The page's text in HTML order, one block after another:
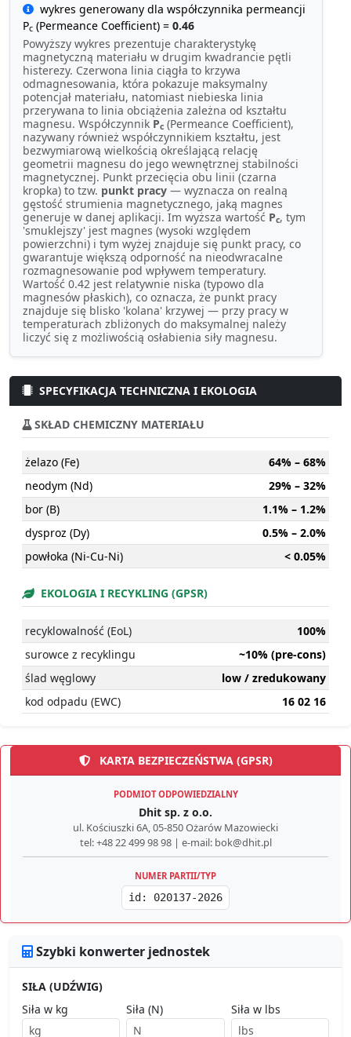
wykres generowany dla współczynnika permeancji
Pc (Permeance Coefficient) = 0.46
Powyższy wykres prezentuje charakterystykę
magnetyczną materiału w drugim kwadrancie pętli
histerezy. Czerwona linia ciągła to krzywa
odmagnesowania, która pokazuje maksymalny
potencjał materiału, natomiast niebieska linia
przerywana to linia obciążenia zależna od kształtu
magnesu. Współczynnik Pc (Permeance Coefficient),
nazywany również współczynnikiem kształtu, jest
bezwymiarową wielkością określającą relację
geometrii magnesu do jego wewnętrznej stabilności
magnetycznej. Punkt przecięcia obu linii (czarna
kropka) to tzw. punkt pracy — wyznacza on realną
gęstość strumienia magnetycznego, jaką magnes
generuje w danej aplikacji. Im wyższa wartość Pc, tym
'smuklejszy' jest magnes (wysoki względem
powierzchni) i tym wyżej znajduje się punkt pracy, co
gwarantuje większą odporność na nieodwracalne
rozmagnesowanie pod wpływem temperatury.
Wartość 0.42 jest relatywnie niska (typowo dla
magnesów płaskich), co oznacza, że punkt pracy
znajduje się blisko 'kolana' krzywej — przy pracy w
temperaturach zbliżonych do maksymalnej należy
liczyć się z możliwością osłabienia siły magnesu.
SPECYFIKACJA TECHNICZNA I EKOLOGIA
SKŁAD CHEMICZNY MATERIAŁU
żelazo (Fe)
64% – 68%
neodym (Nd)
29% – 32%
bor (B)
1.1% – 1.2%
dysproz (Dy)
0.5% – 2.0%
powłoka (Ni-Cu-Ni)
< 0.05%
EKOLOGIA I RECYKLING (GPSR)
recyklowalność (EoL)
100%
surowce z recyklingu
~10% (pre-cons)
ślad węglowy
low / zredukowany
kod odpadu (EWC)
16 02 16
KARTA BEZPIECZEŃSTWA (GPSR)
PODMIOT ODPOWIEDZIALNY
Dhit sp. z o.o.
ul. Kościuszki 6A, 05-850 Ożarów Mazowiecki
tel: +48 22 499 98 98 | e-mail: bok@dhit.pl
NUMER PARTII/TYP
id: 020137-2026
Szybki konwerter jednostek
SIŁA (UDŹWIG)
Siła w kg
Siła (N) Siła w lbs